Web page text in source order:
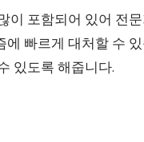
이 포함되어 있어 전
에 빠르게 대처할 수
있도록 해줍니다.